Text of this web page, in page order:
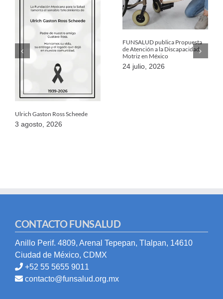
Ulrich Gaston Ross Scheede
3 agosto, 2026
FUNSALUD publica Propuesta
de Atención a la Discapacidad
Motriz en México
24 julio, 2026
CONTACTO FUNSALUD
Anillo Perif. 4809, Arenal Tepepan, Tlalpan, 14610
Ciudad de México, CDMX
+52 55 5655 9011
contacto@funsalud.org.mx